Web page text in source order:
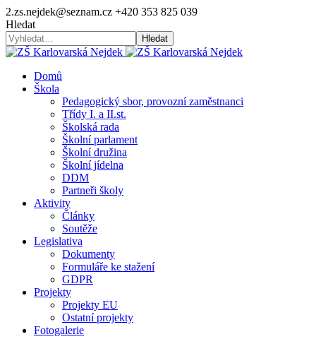
2.zs.nejdek@seznam.cz +420 353 825 039
Hledat
Hledat
Domů
Škola
Pedagogický sbor, provozní zaměstnanci
Třídy I. a II.st.
Školská rada
Školní parlament
Školní družina
Školní jídelna
DDM
Partneři školy
Aktivity
Články
Soutěže
Legislativa
Dokumenty
Formuláře ke stažení
GDPR
Projekty
Projekty EU
Ostatní projekty
Fotogalerie